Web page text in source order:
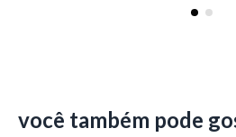
você também pode